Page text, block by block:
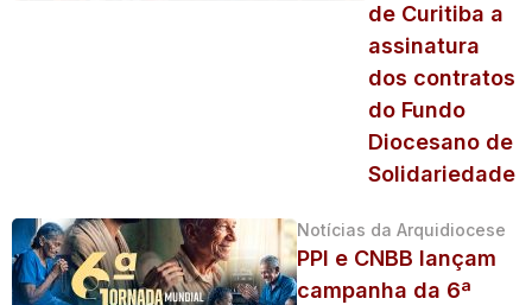
de Curitiba a
assinatura
dos contratos
do Fundo
Diocesano de
Solidariedade
Notícias da Arquidiocese
PPI e CNBB lançam
campanha da 6ª